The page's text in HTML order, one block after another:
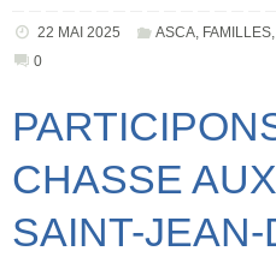
22 MAI 2025 ASCA, FAMILLES,
0
CHASSE
SAINT-